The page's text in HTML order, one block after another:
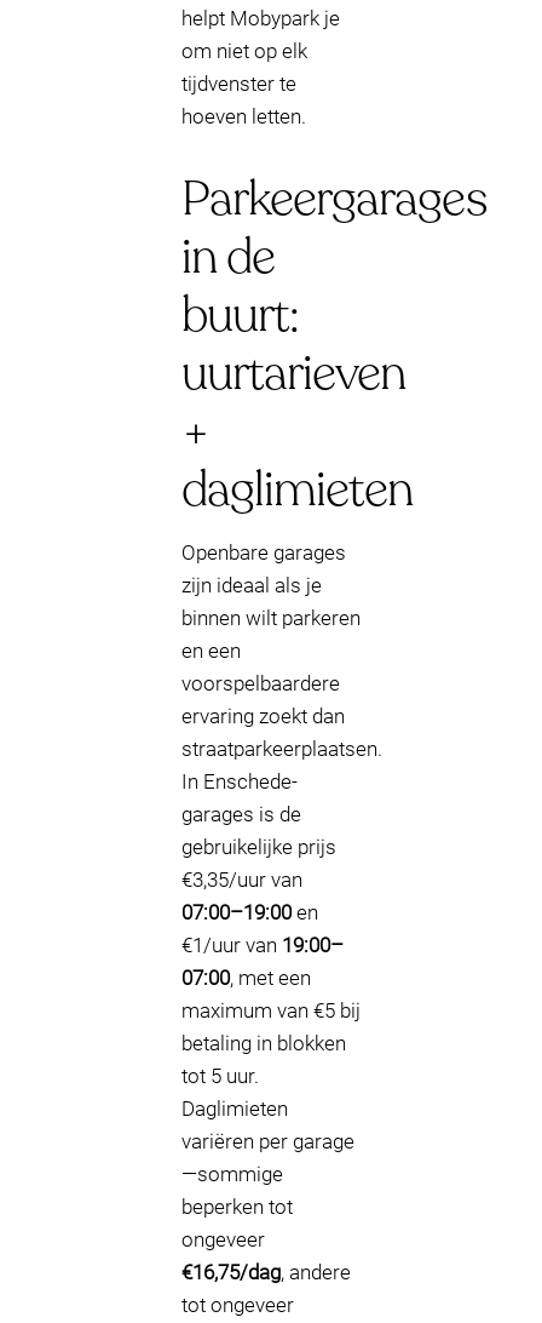
helpt Mobypark je
om niet op elk
tijdvenster te
hoeven letten.
Parkeergarages
in de
buurt:
uurtarieven
+
daglimieten
Openbare garages
zijn ideaal als je
binnen wilt parkeren
en een
voorspelbaardere
ervaring zoekt dan
straatparkeerplaatsen.
In Enschede-
garages is de
gebruikelijke prijs
€3,35/uur van
07:00–19:00en
€1/uur van 19:00–
07:00, met een
maximum van €5 bij
betaling in blokken
tot 5 uur.
Daglimieten
variëren per garage
—sommige
beperken tot
ongeveer
€16,75/dag, andere
tot ongeveer